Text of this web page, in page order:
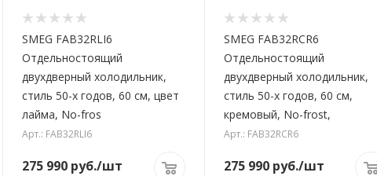
SMEG FAB32RLI6
Отдельностоящий
двухдверный холодильник,
стиль 50-х годов, 60 см, цвет
лайма, No-fros
Арт.: FAB32RLI6
275 990 руб./шт
SMEG FAB32RCR6
Отдельностоящий
двухдверный холодильник,
стиль 50-х годов, 60 см,
кремовый, No-frost,
Арт.: FAB32RCR6
275 990руб./шт